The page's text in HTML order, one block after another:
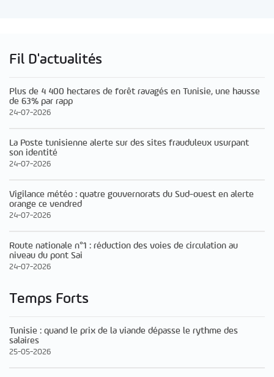
Fil D'actualités
Plus de 4 400 hectares de forêt ravagés en Tunisie, une hausse
de 63% par rapp
24-07-2026
La Poste tunisienne alerte sur des sites frauduleux usurpant
son identité
24-07-2026
Vigilance météo : quatre gouvernorats du Sud-ouest en alerte
orange ce vendred
24-07-2026
Route nationale n°1 : réduction des voies de circulation au
niveau du pont Sai
24-07-2026
Temps Forts
Tunisie : quand le prix de la viande dépasse le rythme des
salaires
25-05-2026